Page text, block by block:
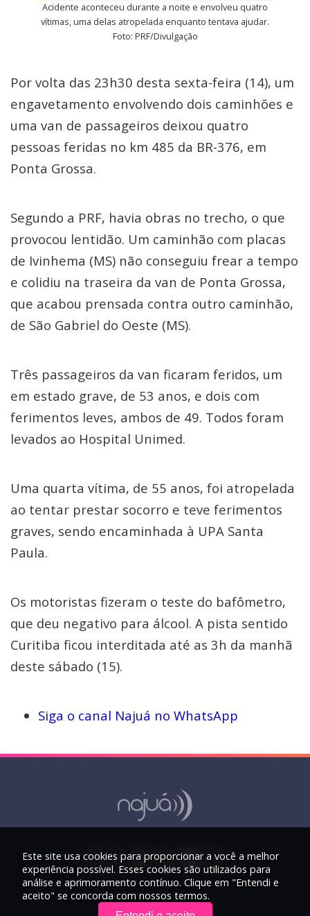
Acidente aconteceu durante a noite e envolveu quatro
vítimas, uma delas atropelada enquanto tentava ajudar.
Foto: PRF/Divulgação
Por volta das 23h30 desta sexta-feira (14), um
engavetamento envolvendo dois caminhões e
uma van de passageiros deixou quatro
pessoas feridas no km 485 da BR-376, em
Ponta Grossa.
Segundo a PRF, havia obras no trecho, o que
provocou lentidão. Um caminhão com placas
de Ivinhema (MS) não conseguiu frear a tempo
e colidiu na traseira da van de Ponta Grossa,
que acabou prensada contra outro caminhão,
de São Gabriel do Oeste (MS).
Três passageiros da van ficaram feridos, um
em estado grave, de 53 anos, e dois com
ferimentos leves, ambos de 49. Todos foram
levados ao Hospital Unimed.
Uma quarta vítima, de 55 anos, foi atropelada
ao tentar prestar socorro e teve ferimentos
graves, sendo encaminhada à UPA Santa
Paula.
Os motoristas fizeram o teste do bafômetro,
que deu negativo para álcool. A pista sentido
Curitiba ficou interditada até as 3h da manhã
deste sábado (15).
Siga o canal Najuá no WhatsApp
Este site usa cookies para proporcionar a você a melhor
experiência possível. Esses cookies são utilizados para
análise e aprimoramento contínuo. Clique em "Entendi e
aceito" se concorda com nossos termos.